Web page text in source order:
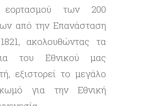
των 200
από την Επανάσταση
ακολουθώντας τα
του Εθνικού μας
εξιστορεί το μεγάλο
για την Εθνική